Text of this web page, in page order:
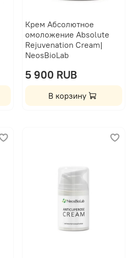
Крем Абсолютное
омоложение Absolute
Rejuvenation Cream|
NeosBioLab
5 900 RUB
В корзину